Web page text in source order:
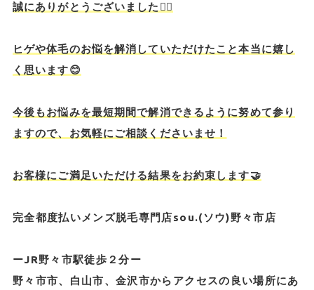
誠にありがとうございました🙇‍♂️
ヒゲや体毛のお悩を解消していただけたこと本当に嬉し
く思います😊
今後もお悩みを最短期間で解消できるように努めて参り
ますので、お気軽にご相談くださいませ！
お客様にご満足いただける結果をお約束します🤝
完全都度払いメンズ脱毛専門店sou.(ソウ)野々市店
ーJR野々市駅徒歩２分ー
野々市市、白山市、金沢市からアクセスの良い場所にあ